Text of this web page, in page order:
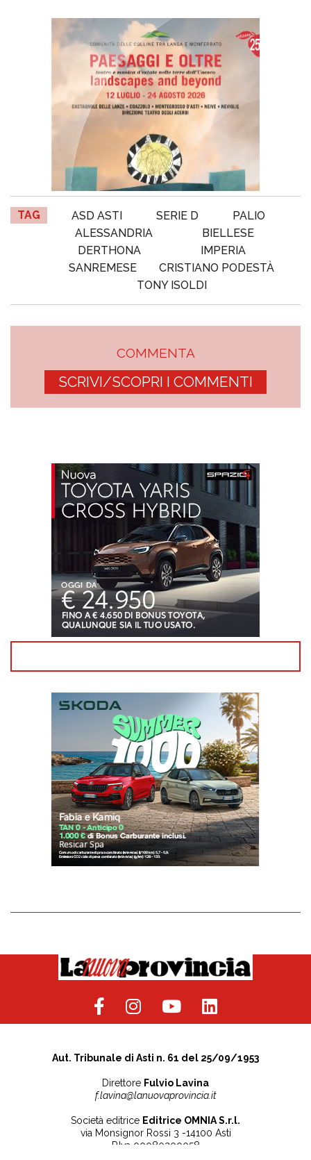
TAG ASD ASTI SERIE D
PALIO
ALESSANDRIA
BIELLESE
DERTHONA
IMPERIA
SANREMESE
CRISTIANO PODESTÀ
TONY ISOLDI
COMMENTA
SCRIVI/SCOPRI I COMMENTI
Aut. Tribunale di Asti n. 61 del 25/09/1953
Direttore Fulvio Lavina
f.lavina@lanuovaprovincia.it
Società editrice Editrice OMNIA S.r.l.
via Monsignor Rossi 3 -14100 Asti
P.Iva 00080200058